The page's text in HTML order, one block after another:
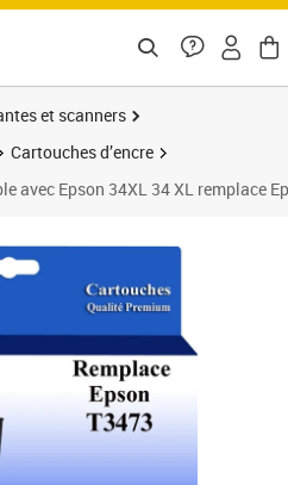
et scanners
Cartouches d’encre
avec Epson 34XL 34 XL remplace